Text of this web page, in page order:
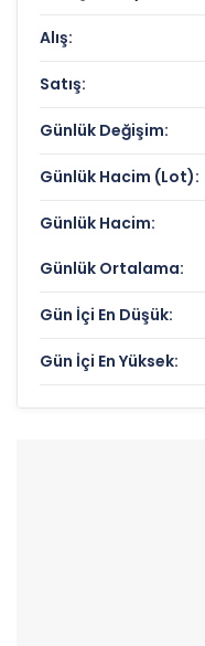
Alış:
Satış:
Günlük Değişim:
Günlük Hacim (Lot):
Günlük Hacim:
Günlük Ortalama:
Gün İçi En Düşük:
Gün İçi En Yüksek: